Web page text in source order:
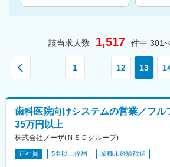
該当求人数 1,517 件中
1 12 13
歯科医院向けシステムの営業／フル
35万円以上
株式会社ノーザ(ＮＳＤグループ)
正社員 5名以上採用 業種未経験歓迎